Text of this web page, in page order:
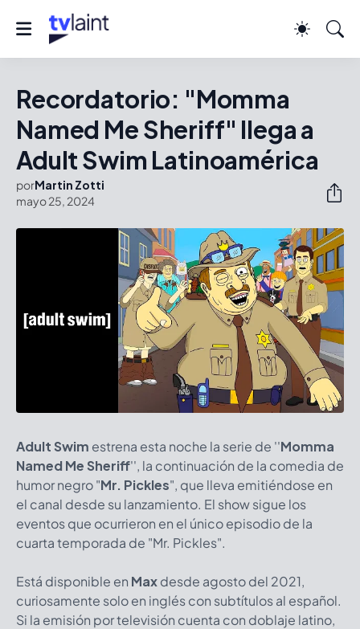
Recordatorio: "Momma
Named Me Sheriff" llega a
Adult Swim Latinoamérica
porMartin Zotti
mayo 25, 2024
Adult Swim estrena esta noche la serie de ''Momma
Named Me Sheriff'', la continuación de la comedia de
humor negro "Mr. Pickles", que lleva emitiéndose en
el canal desde su lanzamiento. El show sigue los
eventos que ocurrieron en el único episodio de la
cuarta temporada de "Mr. Pickles".
Está disponible en Maxdesde agosto del 2021,
curiosamente solo en inglés con subtítulos al español.
Si la emisión por televisión cuenta con doblaje latino,